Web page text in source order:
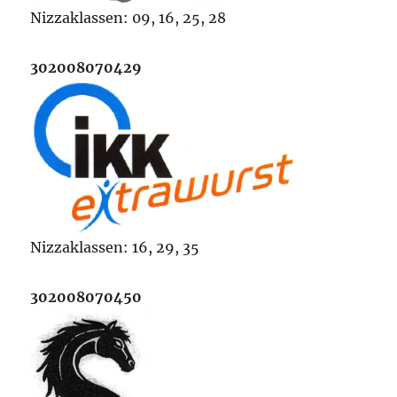
Nizzaklassen: 09, 16, 25, 28
302008070429
Nizzaklassen: 16, 29, 35
302008070450